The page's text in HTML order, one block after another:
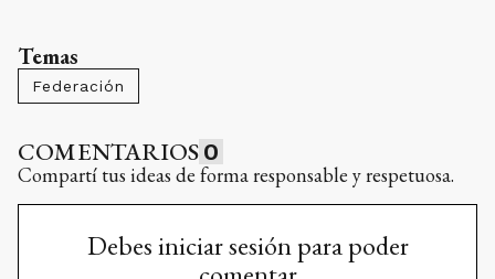
Temas
Federación
COMENTARIOS 0
Compartí tus ideas de forma responsable y respetuosa.
Debes iniciar sesión para poder